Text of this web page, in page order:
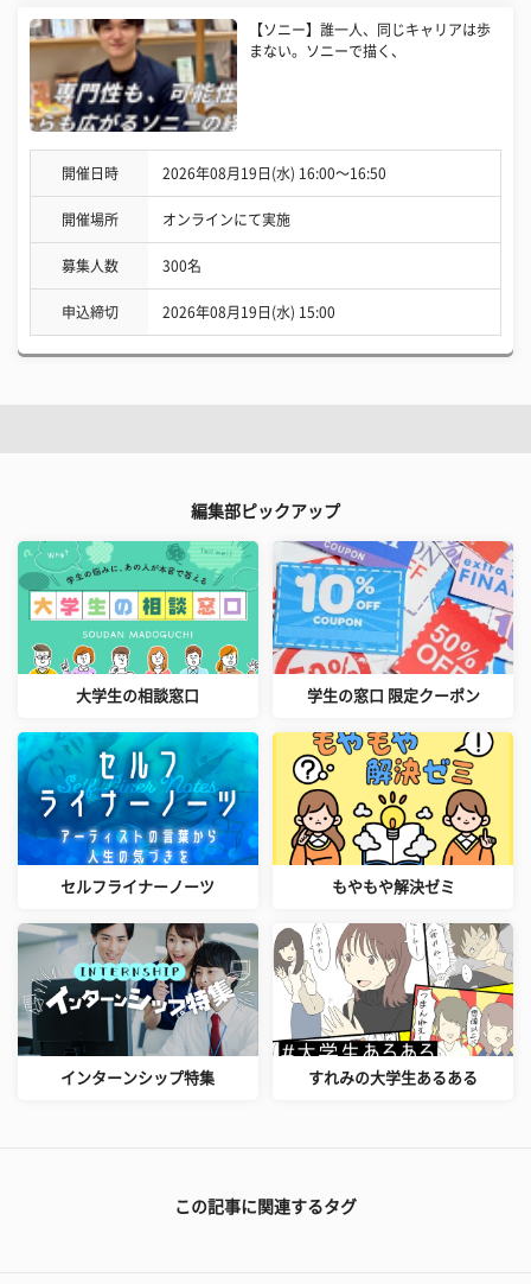
【ソニー】誰一人、同じキャリアは歩
まない。ソニーで描く、
開催日時 2026年08月19日(水) 16:00〜16:50
開催場所 オンラインにて実施
募集人数 300名
申込締切 2026年08月19日(水) 15:00
編集部ピックアップ
大学生の相談窓口 学生の窓口 限定クーポン
セルフライナーノーツ もやもや解決ゼミ
インターンシップ特集 すれみの大学生あるある
この記事に関連するタグ